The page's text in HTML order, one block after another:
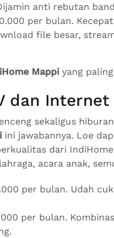
anti rebutan
per bulan.
file besar,
Mappi yang
dan Internet
sekaligus
ini jawabannya. Loe
dari IndiHome
acara anak,
per bulan. Udah
per bulan.